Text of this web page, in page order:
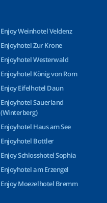
Enjoy Weinhotel Veldenz
Enjoyhotel Zur Krone
Enjoyhotel Westerwald
Enjoyhotel König von Rom
Enjoy Eifelhotel Daun
Enjoyhotel Sauerland
(Winterberg)
Enjoyhotel Haus am See
Enjoyhotel Bottler
Enjoy Schlosshotel Sophia
Enjoyhotel am Erzengel
Enjoy Moezelhotel Bremm